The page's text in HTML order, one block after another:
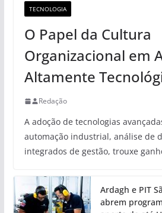
TECNOLOGIA
O Papel da Cultura
Organizacional em
Altamente
Redação
A adoção de tecnologias
automação industrial, análise de
integrados de gestão, trouxe
Ardagh e PIT
abrem